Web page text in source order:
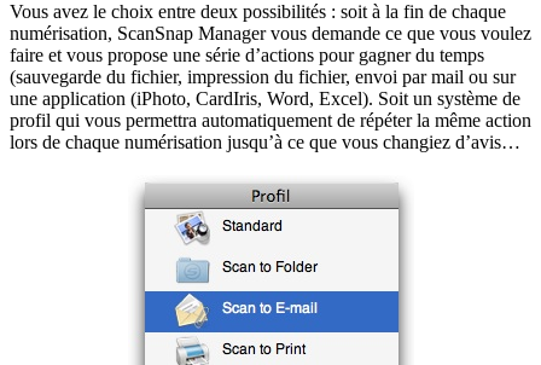
Vous avez le choix entre deux possibilités : soit à la fin de chaque
numérisation, ScanSnap Manager vous demande ce que vous voulez
faire et vous propose une série d’actions pour gagner du temps
(sauvegarde du fichier, impression du fichier, envoi par mail ou sur
une application (iPhoto, CardIris, Word, Excel). Soit un système de
profil qui vous permettra automatiquement de répéter la même action
lors de chaque numérisation jusqu’à ce que vous changiez d’avis…